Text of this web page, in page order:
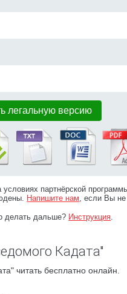
легальную версию
условиях партнёрской
Напишите нам, если Вы не
делать дальше? Инструкция.
Кадата"
читать бесплатно онлайн.